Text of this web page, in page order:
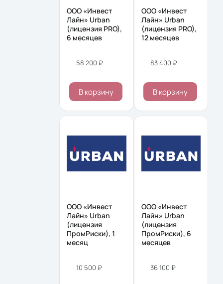
ООО «Инвест
Лайн» Urban
(лицензия PRO),
6 месяцев
58 200 ₽
В корзину
ООО «Инвест
Лайн» Urban
(лицензия PRO),
12 месяцев
83 400 ₽
В корзину
ООО «Инвест
Лайн» Urban
(лицензия
ПромРиски), 1
месяц
10 500 ₽
ООО «Инвест
Лайн» Urban
(лицензия
ПромРиски), 6
месяцев
36 100 ₽